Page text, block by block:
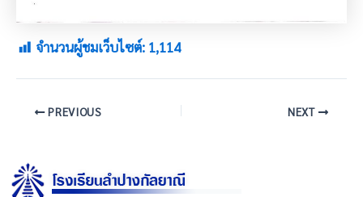
จำนวนผู้ชมเว็บไซต์: 1,114
PREVIOUS NEXT